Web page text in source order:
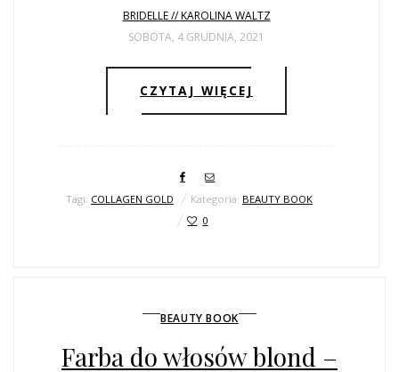
BRIDELLE // KAROLINA WALTZ
SOBOTA, 4 GRUDNIA, 2021
CZYTAJ WIĘCEJ
Tagi: COLLAGEN GOLD Kategoria: BEAUTY BOOK
0
BEAUTY BOOK
Farba do włosów blond –